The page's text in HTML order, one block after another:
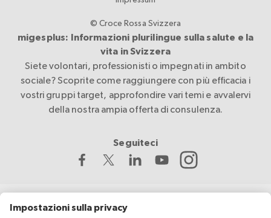
© Croce Rossa Svizzera
migesplus: Informazioni plurilingue sulla salute e la
vita in Svizzera
Siete volontari, professionisti o impegnati in ambito
sociale? Scoprite come raggiungere con più efficacia i
vostri gruppi target, approfondire vari temi e avvalervi
della nostra ampia offerta di consulenza.
Seguiteci